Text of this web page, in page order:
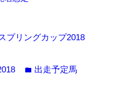
プリングカップ2018
folder 出走予定馬